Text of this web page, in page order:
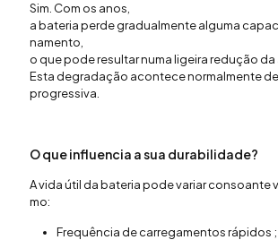
Sim. Com os anos
abateriaperdegradualmentealguma
namento
o quepoderesultarnumaligeiraredução da
Esta degradação acontecenormalmente
progressiva.
Oqueinfluencia asua durabilidade?
Avidaútil dabateriapodevariarconsoante
mo:
Frequência decarregamentosrápidos ;